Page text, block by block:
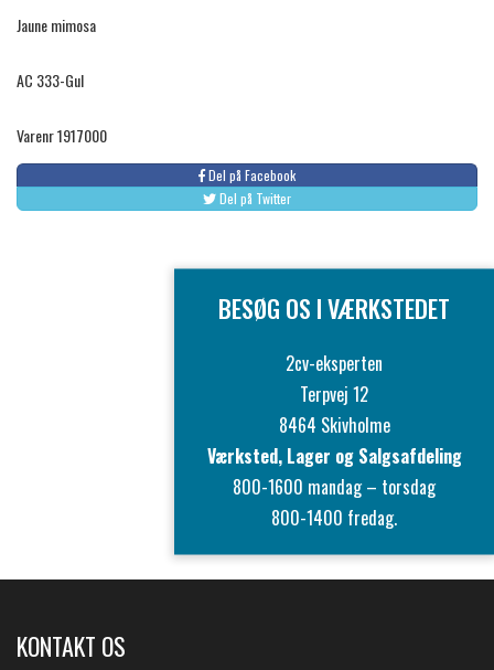
Jaune mimosa
AC 333-Gul
Varenr 1917000
Del på Facebook
Del på Twitter
BESØG OS I VÆRKSTEDET
2cv-eksperten
Terpvej 12
8464 Skivholme
Værksted, Lager og Salgsafdeling
800-1600 mandag – torsdag
800-1400 fredag.
KONTAKT OS